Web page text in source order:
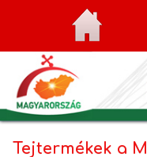
Tejtermékek a